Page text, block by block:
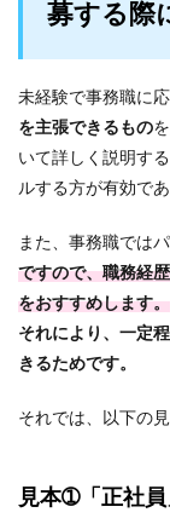
募する際
未経験で事務職に
を主張できるもの
いて詳しく説明す
ルする方が有効で
また、事務職では
ですので、職務経
をおすすめします。
それにより、一定
きるためです。
それでは、以下の
見本➀「正社